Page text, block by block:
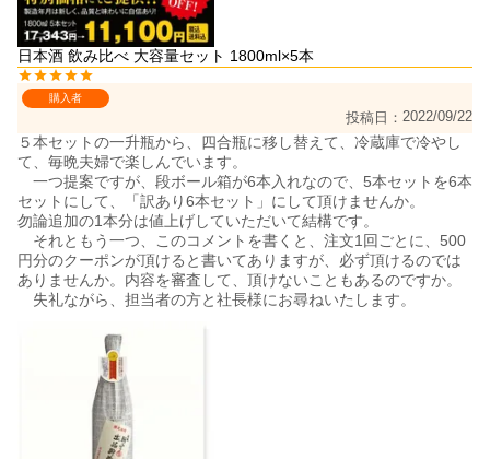
日本酒 飲み比べ 大容量セット 1800ml×5本
購入者
投稿日 2022/09/22
５本セットの一升瓶から、四合瓶に移し替えて、冷蔵庫で冷やし
て、毎晩夫婦で楽しんでいます。
一つ提案ですが、段ボール箱が6本入れなので、5本セットを6本
セットにして、「訳あり6本セット」にして頂けませんか。
勿論追加の1本分は値上げしていただいて結構です。
それともう一つ、このコメントを書くと、注文1回ごとに、500
円分のクーポンが頂けると書いてありますが、必ず頂けるのでは
ありませんか。内容を審査して、頂けないこともあるのですか。
失礼ながら、担当者の方と社長様にお尋ねいたします。